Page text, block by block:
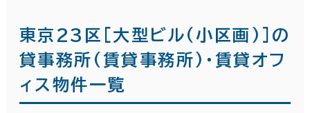
東京23区[大型ビル(小区画)]の
貸事務所(賃貸事務所)・賃貸オフ
ィス物件一覧